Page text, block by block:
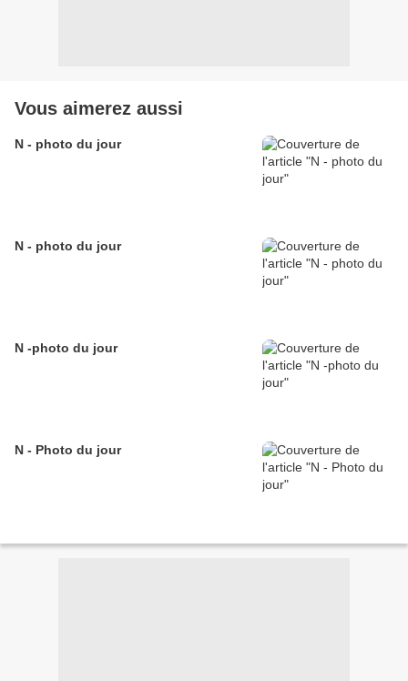
Vous aimerez aussi
N - photo du jour
N - photo du jour
N -photo du jour
N - Photo du jour